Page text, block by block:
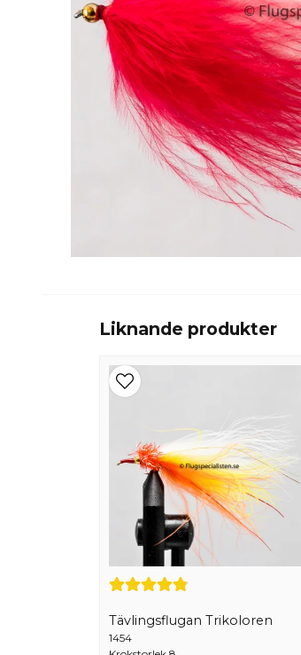
Liknande produkter
Tävlingsflugan Trikoloren
1454